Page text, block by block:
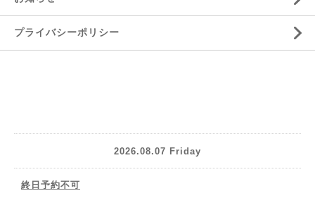
プライバシーポリシー
2026.08.07 Friday
終日予約不可